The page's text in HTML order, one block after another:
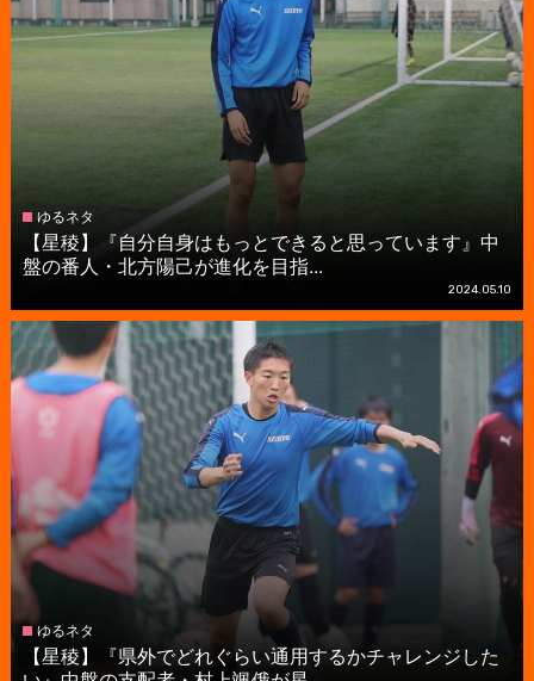
ゆるネタ
【星稜】『自分自身はもっとできると思っています』中
盤の番人・北方陽己が進化を目指...
2024.05.10
ゆるネタ
【星稜】『県外でどれぐらい通用するかチャレンジした